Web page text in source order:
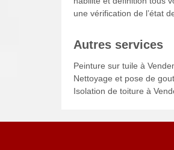
une vérification de l’état
Autres services
Peinture sur tuile à
Nettoyage et pose de
Isolation de toiture à